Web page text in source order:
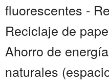
fluorescentes -
Reciclaje de
Ahorro de
naturales